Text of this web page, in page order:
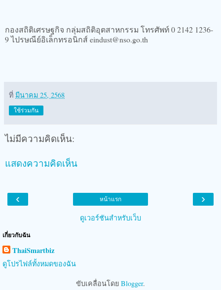
กองสถิติเศรษฐกิจ กลุ่มสถิติอุตสาหกรรม โทรศัพท์ 0 2142 1236-
9 ไปรษณีย์อิเล็กทรอนิกส์ eindust@nso.go.th
ที่ มีนาคม 25, 2568
ใช้ร่วมกัน
ไม่มีความคิดเห็น:
แสดงความคิดเห็น
‹ ›
หน้าแรก
ดูเวอร์ชันสำหรับเว็บ
เกี่ยวกับฉัน
ThaiSmartbiz
ดูโปรไฟล์ทั้งหมดของฉัน
ขับเคลื่อนโดย Blogger.